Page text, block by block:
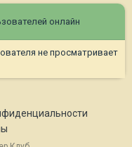
онлайн
не просматривает